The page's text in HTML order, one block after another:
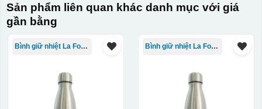
Sản phẩm liên quan khác danh mục với giá
gần bằng
Bình giữ nhiệt La Fonte Bình giữ nhiệt La Fonte